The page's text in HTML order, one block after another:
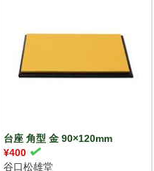
台座 角型 金 90×120mm
¥400
谷口松雄堂